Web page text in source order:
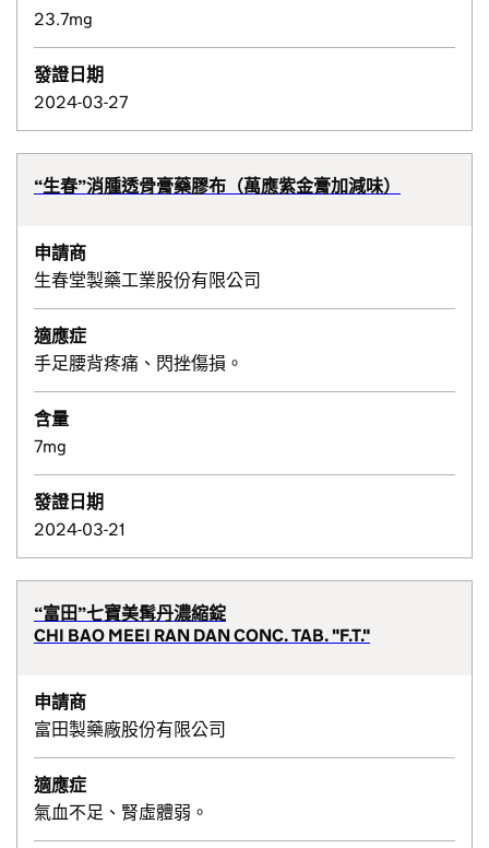
23.7mg
發證日期
2024-03-27
“生春”消腫透骨膏藥膠布（萬應紫金膏加減味）
申請商
生春堂製藥工業股份有限公司
適應症
手足腰背疼痛、閃挫傷損。
含量
7mg
發證日期
2024-03-21
“富田”七寶美髯丹濃縮錠
CHI BAO MEEI RAN DAN CONC. TAB. "F.T."
申請商
富田製藥廠股份有限公司
適應症
氣血不足、腎虛體弱。